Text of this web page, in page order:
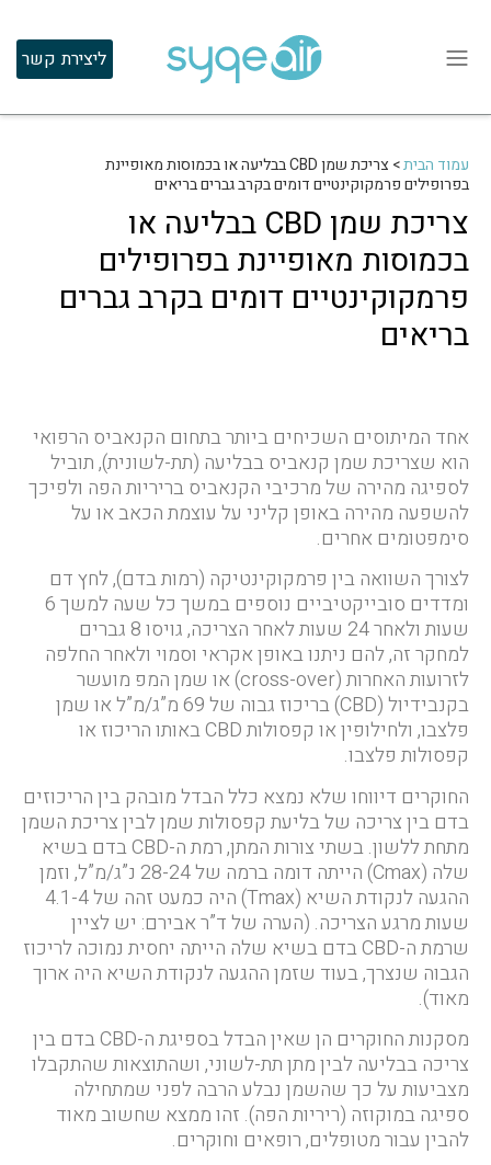
ליצירת קשר
עמוד הבית>
צריכת שמן CBD בבליעה או בכמוסות מאופיינת
בפרופילים פרמקוקינטיים דומים בקרב גברים בריאים
צריכת שמן CBD בבליעה או
בכמוסות מאופיינת בפרופילים
פרמקוקינטיים דומים בקרב גברים
בריאים
אחד המיתוסים השכיחים ביותר בתחום הקנאביס הרפואי
הוא שצריכת שמן קנאביס בבליעה (תת-לשונית), תוביל
לספיגה מהירה של מרכיבי הקנאביס בריריות הפה ולפיכך
להשפעה מהירה באופן קליני על עוצמת הכאב או על
סימפטומים אחרים.
לצורך השוואה בין פרמקוקינטיקה (רמות בדם), לחץ דם
ומדדים סובייקטיביים נוספים במשך כל שעה למשך 6
שעות ולאחר 24 שעות לאחר הצריכה, גויסו 8 גברים
למחקר זה, להם ניתנו באופן אקראי וסמוי ולאחר החלפה
לזרועות האחרות (cross-over) או שמן המפ מועשר
בקנבידיול (CBD) בריכוז גבוה של 69 מ”ג/מ”ל או שמן
פלצבו, ולחילופין או קפסולות CBD באותו הריכוז או
קפסולות פלצבו.
החוקרים דיווחו שלא נמצא כלל הבדל מובהק בין הריכוזים
בדם בין צריכה של בליעת קפסולות שמן לבין צריכת השמן
מתחת ללשון. בשתי צורות המתן, רמת ה-CBD בדם בשיא
שלה (Cmax) הייתה דומה ברמה של 28-24 נ”ג/מ”ל, וזמן
ההגעה לנקודת השיא (Tmax) היה כמעט זהה של 4.1-4
שעות מרגע הצריכה. (הערה של ד”ר אבירם: יש לציין
שרמת ה-CBD בדם בשיא שלה הייתה יחסית נמוכה לריכוז
הגבוה שנצרך, בעוד שזמן ההגעה לנקודת השיא היה ארוך
מאוד).
מסקנות החוקרים הן שאין הבדל בספיגת ה-CBD בדם בין
צריכה בבליעה לבין מתן תת-לשוני, ושהתוצאות שהתקבלו
מצביעות על כך שהשמן נבלע הרבה לפני שמתחילה
ספיגה במוקוזה (ריריות הפה). זהו ממצא שחשוב מאוד
להבין עבור מטופלים, רופאים וחוקרים.